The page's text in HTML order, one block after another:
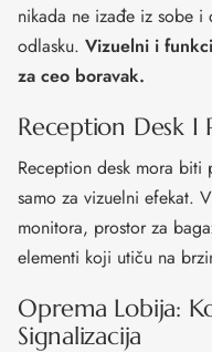
nikada ne izađe iz sobe
odlasku. Vizuelni i
za ceo boravak.
Reception Desk I
Reception desk mora biti
samo za vizuelni efekat.
monitora, prostor za
elementi koji utiču na
Oprema Lobija:
Signalizacija